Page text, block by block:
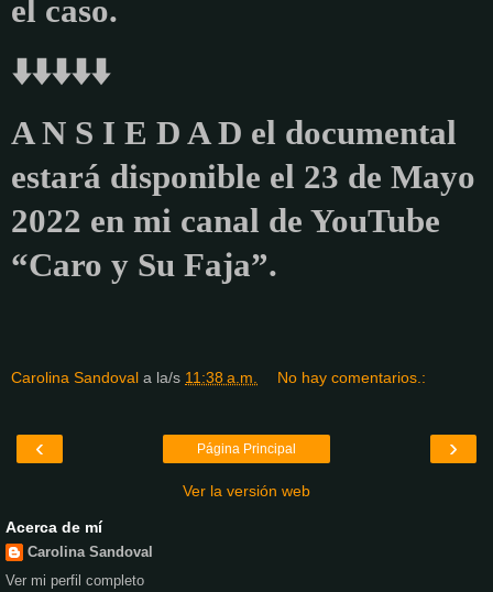
el caso.
⬇️⬇️⬇️⬇️⬇️
A N S I E D A D el documental
estará disponible el 23 de Mayo
2022 en mi canal de YouTube
“Caro y Su Faja”.
Carolina Sandoval a la/s 11:38 a.m. No hay comentarios.:
‹ ›
Página Principal
Ver la versión web
Acerca de mí
Carolina Sandoval
Ver mi perfil completo